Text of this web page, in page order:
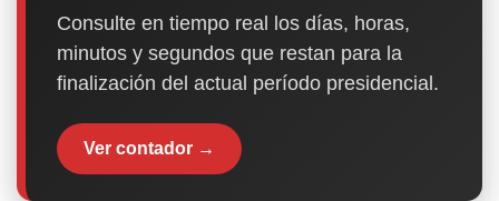
Consulte en tiempo real los días, horas,
minutos y segundos que restan para la
finalización del actual período presidencial.
Ver contador →